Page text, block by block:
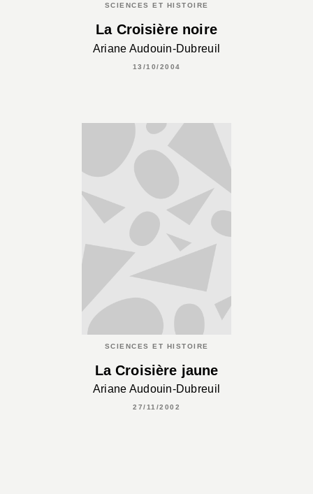
SCIENCES ET HISTOIRE
La Croisière noire
Ariane Audouin-Dubreuil
13/10/2004
SCIENCES ET HISTOIRE
La Croisière jaune
Ariane Audouin-Dubreuil
27/11/2002